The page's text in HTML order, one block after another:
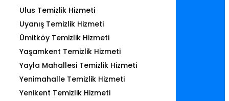
Ulus Temizlik Hizmeti
Uyanış Temizlik Hizmeti
Ümitköy Temizlik Hizmeti
Yaşamkent Temizlik Hizmeti
Yayla Mahallesi Temizlik Hizmeti
Yenimahalle Temizlik Hizmeti
Yenikent Temizlik Hizmeti